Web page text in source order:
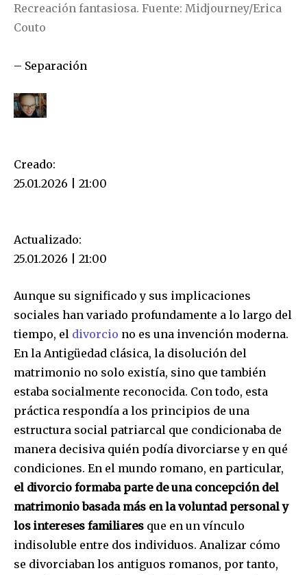
Recreación fantasiosa. Fuente: Midjourney/Erica
Couto
– Separación
Creado:
25.01.2026 | 21:00
Actualizado:
25.01.2026 | 21:00
Aunque su significado y sus implicaciones
sociales han variado profundamente a lo largo del
tiempo, el divorcio no es una invención moderna.
En la Antigüedad clásica, la disolución del
matrimonio no solo existía, sino que también
estaba socialmente reconocida. Con todo, esta
práctica respondía a los principios de una
estructura social patriarcal que condicionaba de
manera decisiva quién podía divorciarse y en qué
condiciones. En el mundo romano, en particular,
el divorcio formaba parte de una concepción del
matrimonio basada más en la voluntad personal y
los intereses familiares que en un vínculo
indisoluble entre dos individuos. Analizar cómo
se divorciaban los antiguos romanos, por tanto,